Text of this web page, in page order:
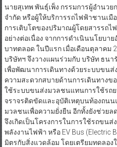
นายสุเทพ พันธุ์เพ็ง กรรมการผู้อำนว
จำกัด หรือผู้ให้บริการรถไฟฟ้าชานเมื
การเติบโตของปริมาณผู้โดยสารรถไ
อย่างต่อเนื่อง จากการดำเนินนโยบา
บาทตลอด ในปีแรก เมื่อเดือนตุลาคม
บริษัทฯ จึงวางแผนร่วมกับ บริษัท ธน
เพื่อพัฒนาการเดินทางด้วยระบบขนส่
ความสะดวกสบายด้านการเดินทางข
ใช้ระบบขนส่งมวลชนแทนการใช้รถ
จราจรติดขัดและอุบัติเหตุบนท้องถน
มวลชนเพื่อความยั่งยืน อีกทั้งยังช่วย
จึงเกิดเป็นโครงการในการใช้รถขน
พลังงานไฟฟ้า หรือ EV Bus (Electric
มิตรกับสิ่งแวดล้อม โดยเตรียมทดลอง